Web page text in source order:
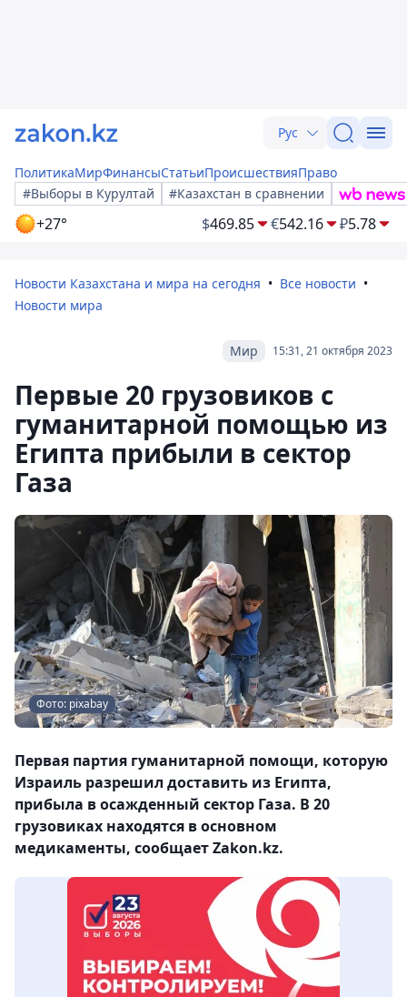
Рус
ПолитикаМирФинансыСтатьиПроисшествияПраво
#Выборы в Курултай
#Казахстан в сравнении
+27° $469.85 €542.16 ₽5.78
Новости Казахстана и мира на сегодня
Все новости
Новости мира
15:31, 21 октября 2023
Мир
Первые 20 грузовиков с
гуманитарной помощью из
Египта прибыли в сектор
Газа
Фото: pixabay
Первая партия гуманитарной помощи, которую
Израиль разрешил доставить из Египта,
прибыла в осажденный сектор Газа. В 20
грузовиках находятся в основном
медикаменты, сообщает Zakon.kz.